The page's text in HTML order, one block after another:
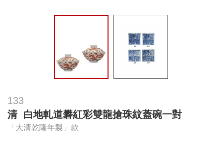
133
清 白地軋道礬紅彩雙龍搶珠紋蓋碗一對
「大清乾隆年製」款